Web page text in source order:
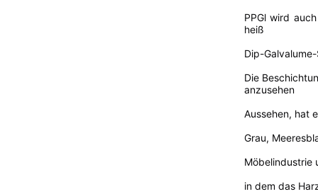
PPGl wird
heiß
Dip-
Die
anzusehen
Aussehen, hat
Grau,
Möbelindustrie
in dem das